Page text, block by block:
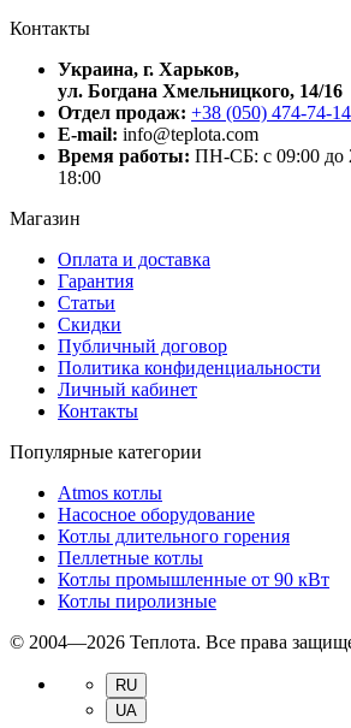
Контакты
Украина, г. Харьков,
ул. Богдана Хмельницкого, 14/16
Отдел продаж: +38 (050) 474-74-14
E-mail: info@teplota.com
Время работы: ПН-СБ: с 09:00 до
18:00
Магазин
Оплата и доставка
Гарантия
Статьи
Скидки
Публичный договор
Политика конфиденциальности
Личный кабинет
Контакты
Популярные категории
Atmos котлы
Насосное оборудование
Котлы длительного горения
Пеллетные котлы
Котлы промышленные от 90 кВт
Котлы пиролизные
© 2004—2026 Теплота. Все права
RU
UA